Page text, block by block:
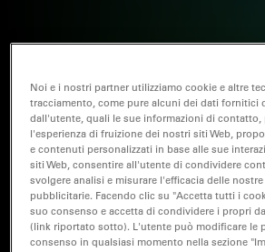
Noi e i nostri partner utilizziamo cookie e altre
tracciamento, come pure alcuni dei dati fornitici
dall'utente, quali le sue informazioni di contatto,
l'esperienza di fruizione dei nostri siti Web,
e contenuti personalizzati in base alle sue
siti Web, consentire all'utente di condividere
svolgere analisi e misurare l'efficacia delle
pubblicitarie. Facendo clic su "Accetta tutti i
suo consenso e accetta di condividere i propri
(link riportato sotto). L'utente può modificare le
consenso in qualsiasi momento nella sezione